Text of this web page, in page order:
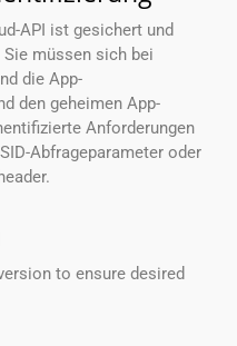
API ist gesichert und
müssen sich bei
die App-
den geheimen App-
Anforderungen
Abfrageparameter oder
to ensure desired